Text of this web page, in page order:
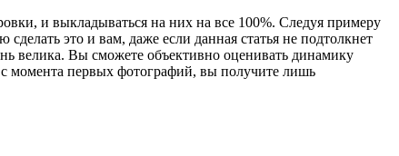
и выкладываться на них на все 100%. Следуя примеру
это и вам, даже если данная статья не подтолкнет
велика. Вы сможете объективно оценивать динамику
момента первых фотографий, вы получите лишь